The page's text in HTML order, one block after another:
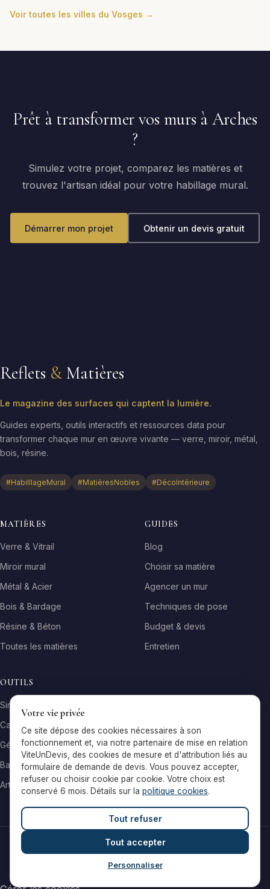
Voir toutes les villes du Vosges →
Prêt à transformer vos murs à Arches
?
Simulez votre projet, comparez les matières et
trouvez l'artisan idéal pour votre habillage mural.
Démarrer mon projet Obtenir un devis gratuit
Reflets & Matières
Le magazine des surfaces qui captent la lumière.
Guides experts, outils interactifs et ressources data pour
transformer chaque mur en œuvre vivante — verre, miroir, métal,
bois, résine.
#HabilllageMural #MatièresNobles #DécoIntérieure
MATIÈRES
Verre & Vitrail
Miroir mural
Métal & Acier
Bois & Bardage
Résine & Béton
Toutes les matières
GUIDES
Blog
Choisir sa matière
Agencer un mur
Techniques de pose
Budget & devis
Entretien
OUTILS
Simulateur matière
Calculateur surface
Générateur galerie
Baromètre de prix
Artisans par ville
© 2026 Reflets & Matières — Tous droits réservés
Mentions légales
Cookies
Votre vie privée
Ce site dépose des cookies nécessaires à son
fonctionnement et, via notre partenaire de mise en relation
ViteUnDevis, des cookies de mesure et d'attribution liés au
formulaire de demande de devis. Vous pouvez accepter,
refuser ou choisir cookie par cookie. Votre choix est
conservé 6 mois. Détails sur la politique cookies.
Tout refuser
Tout accepter
Personnaliser